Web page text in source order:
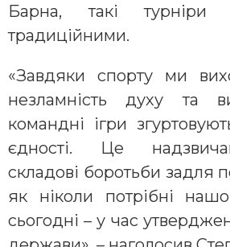
Барна, такі турніри
традиційними.
«Завдяки спорту ми
незламність духу та
командні ігри
єдності. Це
складові боротьби задля
як ніколи потрібні
сьогодні – у час